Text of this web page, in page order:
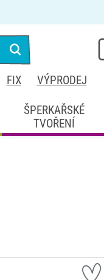
FIX VÝPRODEJ
ŠPERKAŘSKÉ
TVOŘENÍ